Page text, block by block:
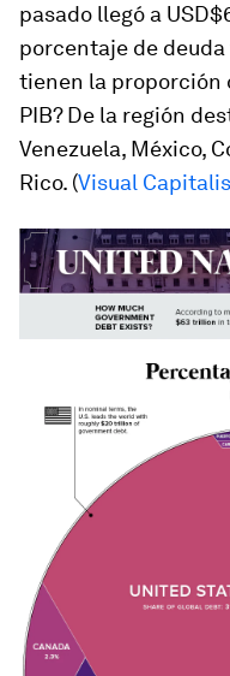
pasado llegó a
porcentaje de deuda
tienen la proporción
PIB? De la región
Venezuela, México,
Rico. (Visual